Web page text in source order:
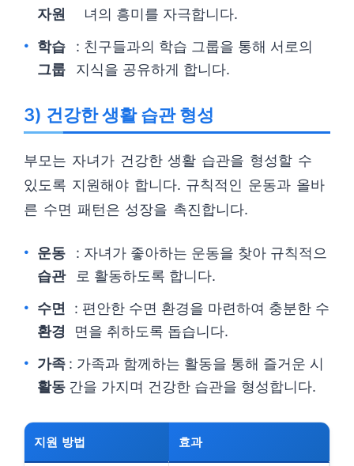
자원
녀의 흥미를 자극합니다.
학습
그룹
: 친구들과의 학습 그룹을 통해 서로의
지식을 공유하게 합니다.
3) 건강한 생활 습관 형성
부모는 자녀가 건강한 생활 습관을 형성할 수
있도록 지원해야 합니다. 규칙적인 운동과 올바
른 수면 패턴은 성장을 촉진합니다.
운동
습관
: 자녀가 좋아하는 운동을 찾아 규칙적으
로 활동하도록 합니다.
수면
환경
: 편안한 수면 환경을 마련하여 충분한 수
면을 취하도록 돕습니다.
가족
활동
: 가족과 함께하는 활동을 통해 즐거운 시
간을 가지며 건강한 습관을 형성합니다.
지원 방법 효과